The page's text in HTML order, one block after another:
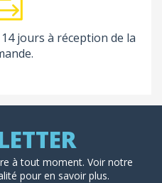
jours à réception de la
à tout moment. Voir notre
pour en savoir plus.